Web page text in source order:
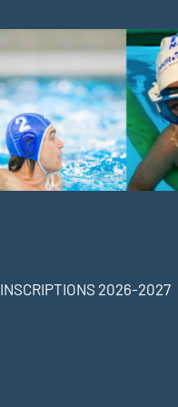
INSCRIPTIONS 2026-2027